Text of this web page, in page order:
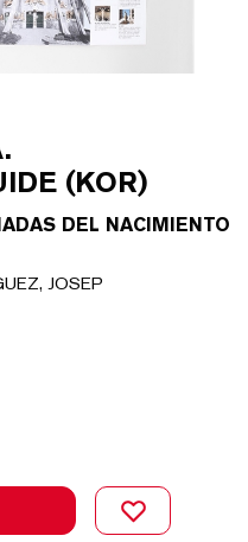
(KOR)
DEL NACIMIENTO
JOSEP